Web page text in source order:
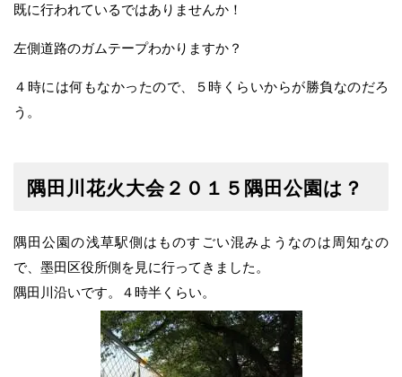
既に行われているではありませんか！
左側道路のガムテープわかりますか？
４時には何もなかったので、５時くらいからが勝負なのだろ
う。
隅田川花火大会２０１５隅田公園は？
隅田公園の浅草駅側はものすごい混みようなのは周知なの
で、墨田区役所側を見に行ってきました。
隅田川沿いです。４時半くらい。